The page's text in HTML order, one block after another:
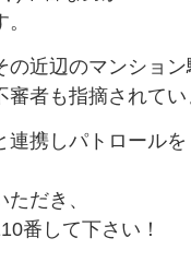
の近辺のマンショ
審者も指摘されて
連携しパトロールを
だき、
番して下さい！